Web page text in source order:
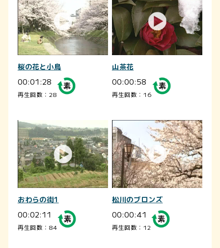
桜の花と小鳥
00:01:28
再生回数：28
山茶花
00:00:58
再生回数：16
おわらの街1
00:02:11
再生回数：84
松川のブロンズ
00:00:41
再生回数：12